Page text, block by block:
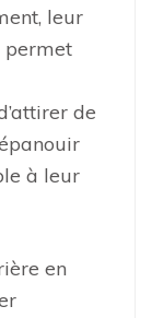
leur
permet
de
à leur
en